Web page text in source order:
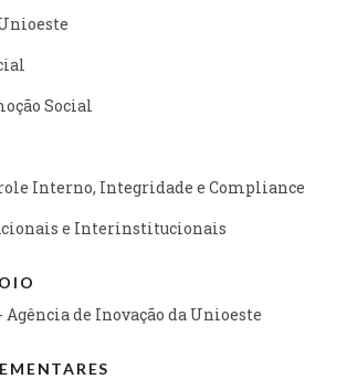
Social
Interno, Integridade e Compliance
e Interinstitucionais
Agência de Inovação da Unioeste